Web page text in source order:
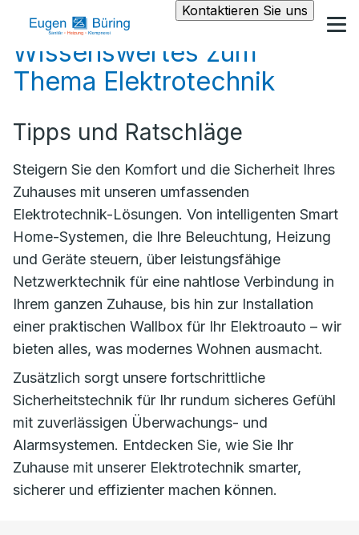
Kontaktieren Sie uns
Wissenswertes zum
Thema Elektrotechnik
Tipps und Ratschläge
Steigern Sie den Komfort und die Sicherheit Ihres
Zuhauses mit unseren umfassenden
Elektrotechnik-Lösungen. Von intelligenten Smart
Home-Systemen, die Ihre Beleuchtung, Heizung
und Geräte steuern, über leistungsfähige
Netzwerktechnik für eine nahtlose Verbindung in
Ihrem ganzen Zuhause, bis hin zur Installation
einer praktischen Wallbox für Ihr Elektroauto – wir
bieten alles, was modernes Wohnen ausmacht.
Zusätzlich sorgt unsere fortschrittliche
Sicherheitstechnik für Ihr rundum sicheres Gefühl
mit zuverlässigen Überwachungs- und
Alarmsystemen. Entdecken Sie, wie Sie Ihr
Zuhause mit unserer Elektrotechnik smarter,
sicherer und effizienter machen können.